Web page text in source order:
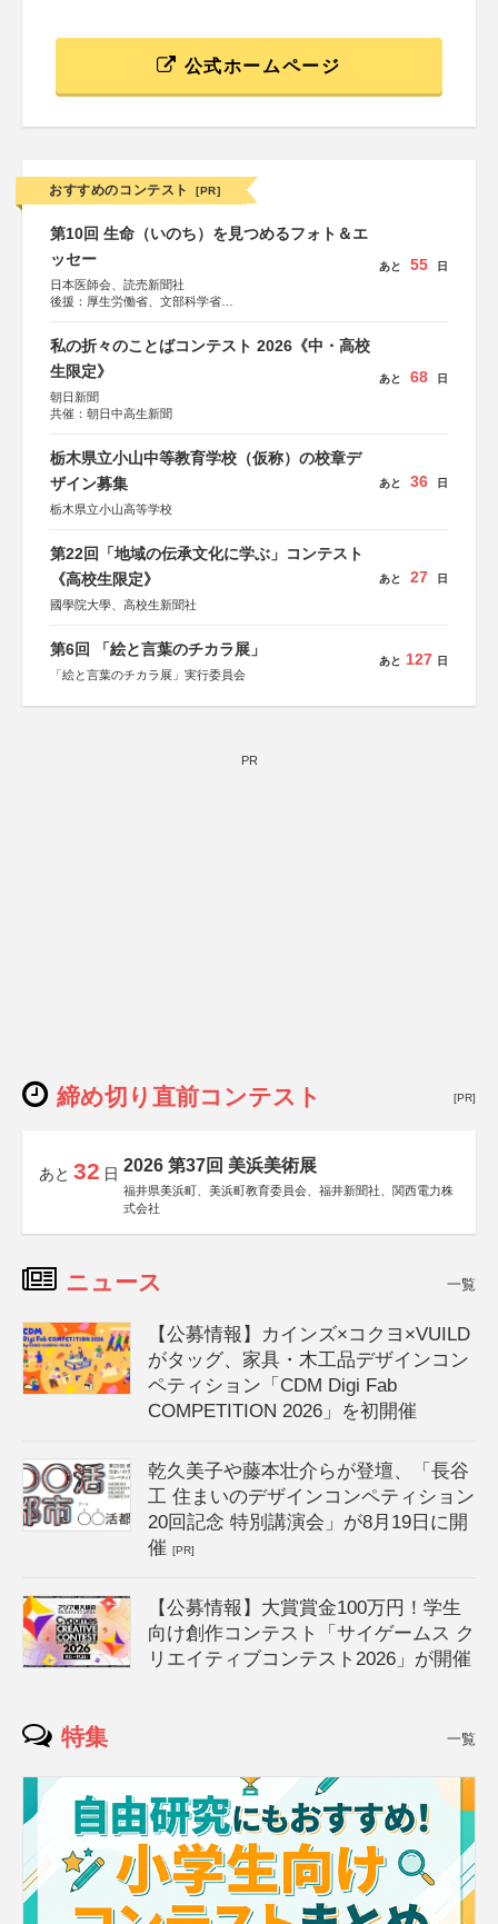
公式ホームページ
おすすめのコンテスト [PR]
第10回 生命（いのち）を見つめるフォト＆エ
ッセー
日本医師会、読売新聞社
後援：厚生労働省、文部科学省
あと 55 日
私の折々のことばコンテスト 2026《中・高校
生限定》
朝日新聞
共催：朝日中高生新聞
あと 68 日
栃木県立小山中等教育学校（仮称）の校章デ
ザイン募集
栃木県立小山高等学校
あと 36 日
第22回「地域の伝承文化に学ぶ」コンテスト
《高校生限定》
國學院大學、高校生新聞社
あと 27 日
第6回 「絵と言葉のチカラ展」
「絵と言葉のチカラ展」実行委員会
あと 127 日
PR
締め切り直前コンテスト [PR]
あと 32 日 2026 第37回 美浜美術展
福井県美浜町、美浜町教育委員会、福井新聞社、関西電力株
式会社
ニュース 一覧
【公募情報】カインズ×コクヨ×VUILD
がタッグ、家具・木工品デザインコン
ペティション「CDM Digi Fab
COMPETITION 2026」を初開催
乾久美子や藤本壮介らが登壇、「長谷
工 住まいのデザインコンペティション
20回記念 特別講演会」が8月19日に開
催[PR]
【公募情報】大賞賞金100万円！学生
向け創作コンテスト「サイゲームス ク
リエイティブコンテスト2026」が開催
特集 一覧